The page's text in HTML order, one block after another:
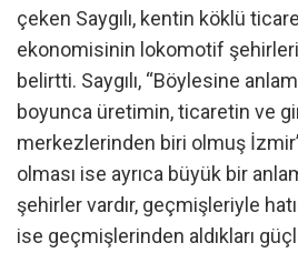
çeken Saygılı, kentin köklü
ekonomisinin lokomotif şehirleri
belirtti. Saygılı, “Böylesine
boyunca üretimin, ticaretin ve
merkezlerinden biri olmuş
olması ise ayrıca büyük bir
şehirler vardır, geçmişleriyle
ise geçmişlerinden aldıkları